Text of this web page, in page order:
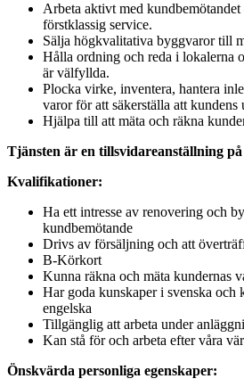
Arbeta aktivt med
förstklassig service.
Sälja högkvalitativa byggvaror till
Hålla ordning och reda i lokalerna
är välfyllda.
Plocka virke, inventera, hantera
varor för att säkerställa att
Hjälpa till att mäta och räkna
Tjänsten är en tillsvidareanställning
Kvalifikationer:
Ha ett intresse av renovering och
kundbemötande
Drivs av försäljning och att
B-Körkort
Kunna räkna och mäta kundernas
Har goda kunskaper i svenska och
engelska
Tillgänglig att arbeta under
Kan stå för och arbeta efter våra
Önskvärda personliga egenskaper: